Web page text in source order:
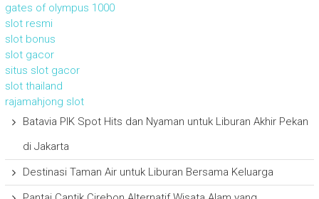
gates of olympus 1000
slot resmi
slot bonus
slot gacor
situs slot gacor
slot thailand
rajamahjong slot
Batavia PIK Spot Hits dan Nyaman untuk Liburan Akhir Pekan
di Jakarta
Destinasi Taman Air untuk Liburan Bersama Keluarga